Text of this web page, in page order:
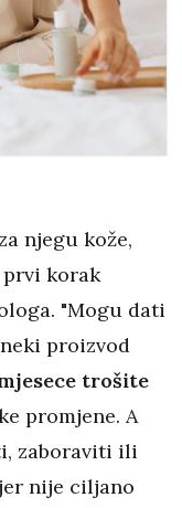
njegu kože,
korak
"Mogu dati
proizvod
trošite
promjene. A
zaboraviti ili
nije ciljano